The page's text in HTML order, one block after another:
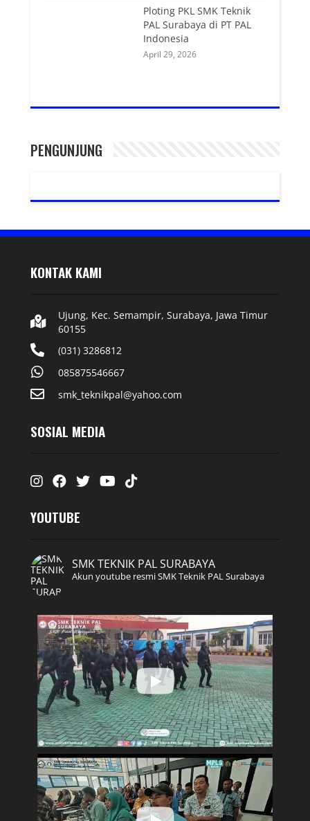
Ploting PKL SMK Teknik
PAL Surabaya di PT PAL
Indonesia
April 29, 2026
PENGUNJUNG
KONTAK KAMI
Ujung, Kec. Semampir, Surabaya, Jawa Timur
60155
(031) 3286812
085875546667
smk_teknikpal@yahoo.com
SOSIAL MEDIA
Instagram
FacebookTwitterYoutube
Tiktok
YOUTUBE
SMK TEKNIK PAL SURABAYA
Akun youtube resmi SMK Teknik PAL Surabaya